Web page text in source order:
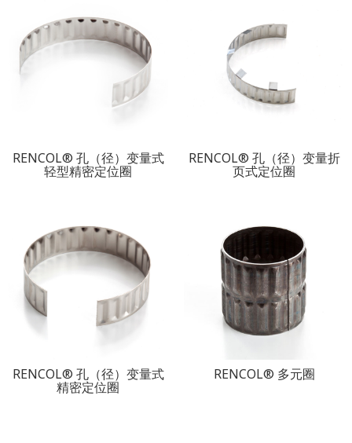
RENCOL® 孔（径）变量式
轻型精密定位圈
RENCOL® 孔（径）变量折
页式定位圈
RENCOL® 孔（径）变量式
精密定位圈
RENCOL® 多元圈